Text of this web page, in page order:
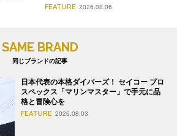
FEATURE 2026.08.06
SAME BRAND
同じブランドの記事
日本代表の本格ダイバーズ！ セイコー プロ
スペックス「マリンマスター」で手元に品
格と冒険心を
FEATURE 2026.08.03